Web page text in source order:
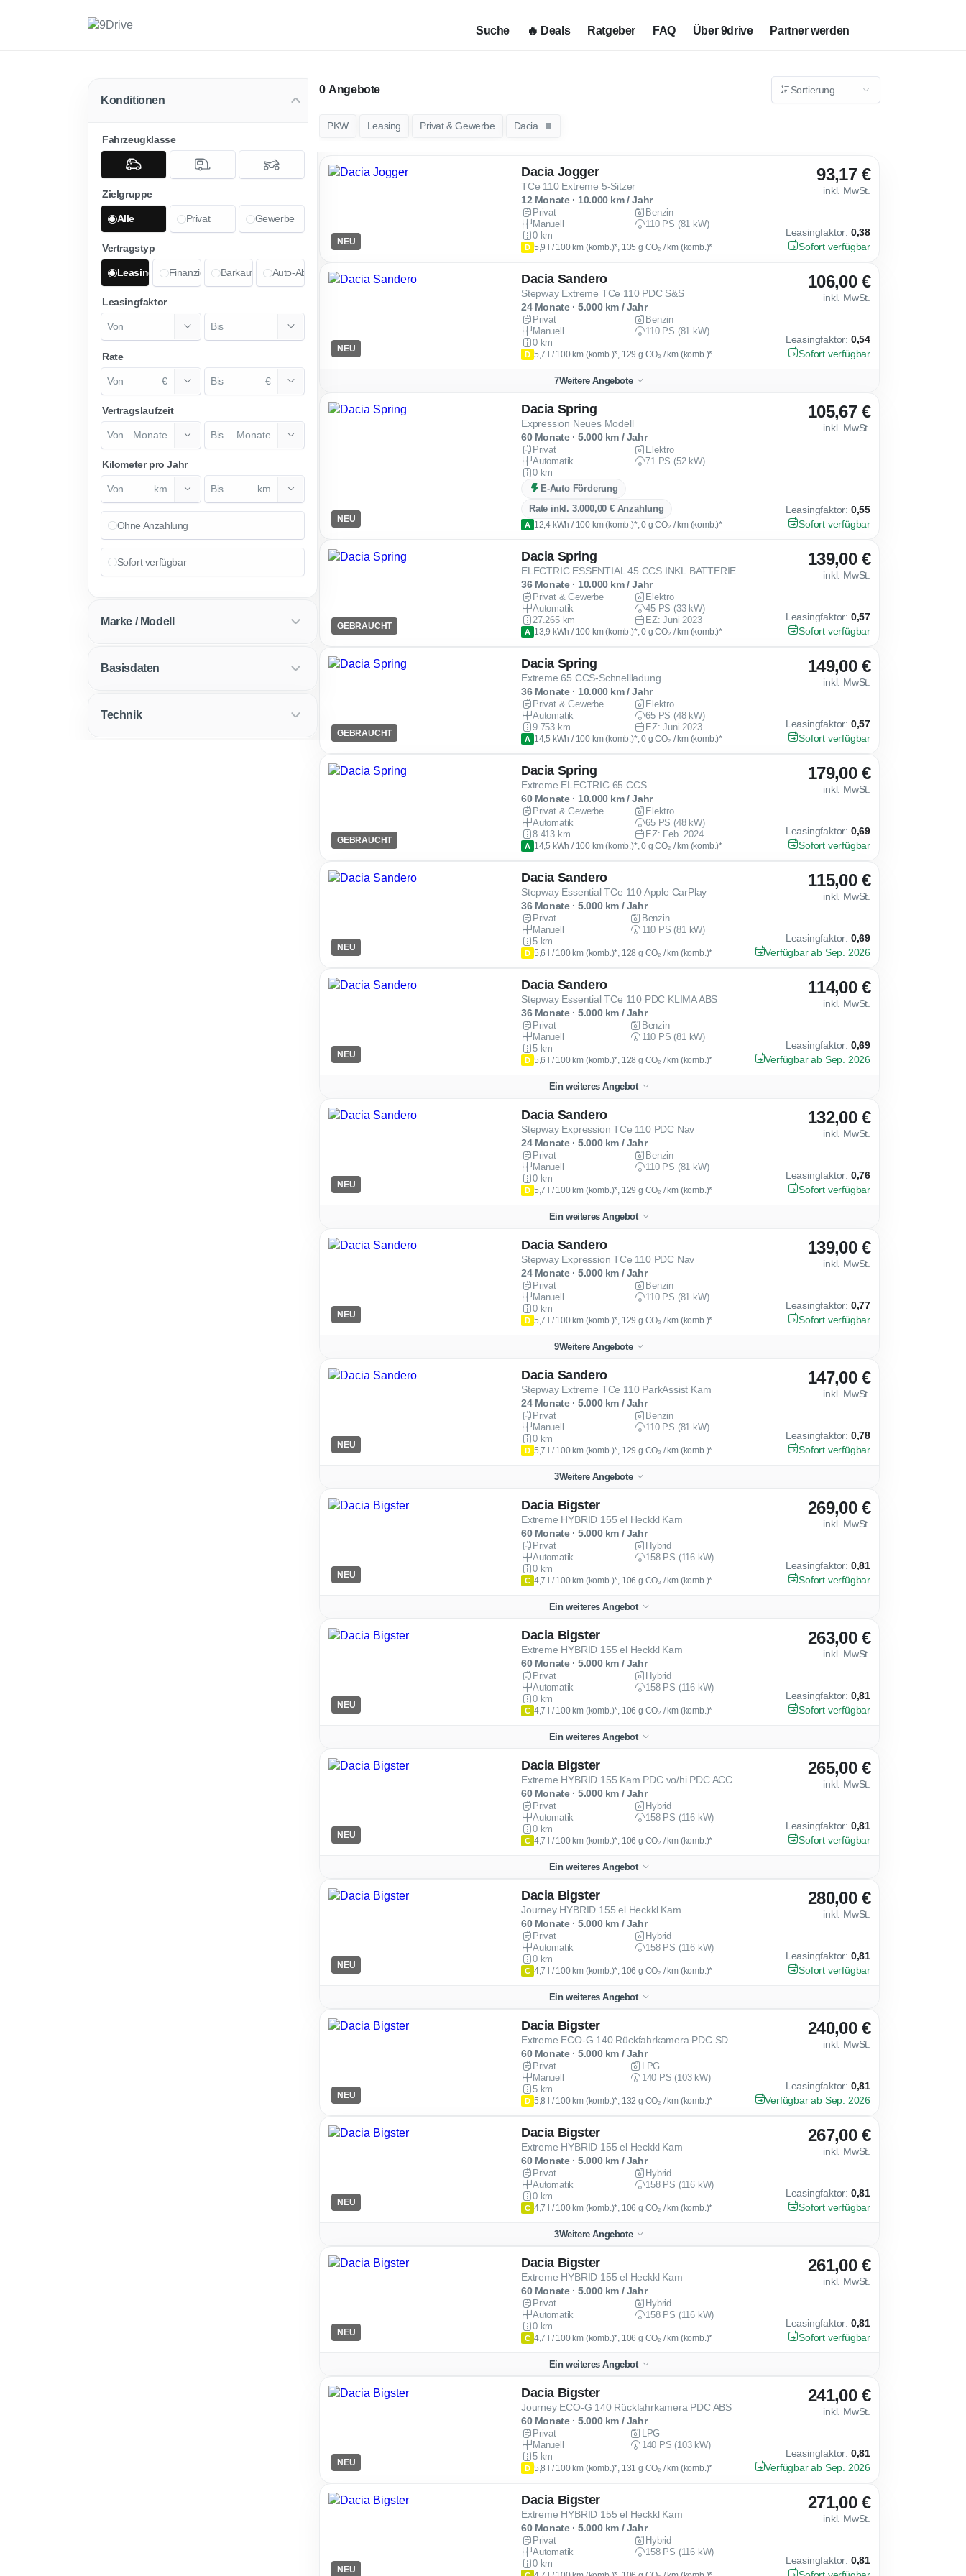
Suche 🔥 Deals Ratgeber FAQ Über 9drive Partner werden
Konditionen
Fahrzeugklasse
Zielgruppe
Alle Privat Gewerbe
Vertragstyp
Leasing FinanzierungBarkauf Auto-Abo
Leasingfaktor
Rate
€ €
Vertragslaufzeit
Monate Monate
Kilometer pro Jahr
km km
Ohne Anzahlung
Sofort verfügbar
Marke / Modell
Basisdaten
Technik
Angebote Sortierung
PKW Leasing Privat & Gewerbe Dacia
NEU
Dacia Jogger
TCe 110 Extreme 5-Sitzer
12 Monate · 10.000 km / Jahr
Privat
Benzin
Manuell
110 PS (81 kW)
0 km
D 5,9 l / 100 km (komb.)*, 135 g CO₂ / km (komb.)*
93,17 €
inkl. MwSt.
Leasingfaktor: 0,38
Sofort verfügbar
NEU
Dacia Sandero
Stepway Extreme TCe 110 PDC S&S
24 Monate · 5.000 km / Jahr
Privat
Benzin
Manuell
110 PS (81 kW)
0 km
D 5,7 l / 100 km (komb.)*, 129 g CO₂ / km (komb.)*
106,00 €
inkl. MwSt.
Leasingfaktor: 0,54
Sofort verfügbar
7Weitere Angebote
NEU
Dacia Spring
Expression Neues Modell
60 Monate · 5.000 km / Jahr
Privat
Elektro
Automatik
71 PS (52 kW)
0 km
E-Auto Förderung
Rate inkl. 3.000,00 € Anzahlung
A 12,4 kWh / 100 km (komb.)*, 0 g CO₂ / km (komb.)*
105,67 €
inkl. MwSt.
Leasingfaktor: 0,55
Sofort verfügbar
GEBRAUCHT
Dacia Spring
ELECTRIC ESSENTIAL 45 CCS INKL.BATTERIE
36 Monate · 10.000 km / Jahr
Privat & Gewerbe
Elektro
Automatik
45 PS (33 kW)
27.265 km
EZ: Juni 2023
A 13,9 kWh / 100 km (komb.)*, 0 g CO₂ / km (komb.)*
139,00 €
inkl. MwSt.
Leasingfaktor: 0,57
Sofort verfügbar
GEBRAUCHT
Dacia Spring
Extreme 65 CCS-Schnellladung
36 Monate · 10.000 km / Jahr
Privat & Gewerbe
Elektro
Automatik
65 PS (48 kW)
9.753 km
EZ: Juni 2023
A 14,5 kWh / 100 km (komb.)*, 0 g CO₂ / km (komb.)*
149,00 €
inkl. MwSt.
Leasingfaktor: 0,57
Sofort verfügbar
GEBRAUCHT
Dacia Spring
Extreme ELECTRIC 65 CCS
60 Monate · 10.000 km / Jahr
Privat & Gewerbe
Elektro
Automatik
65 PS (48 kW)
8.413 km
EZ: Feb. 2024
A 14,5 kWh / 100 km (komb.)*, 0 g CO₂ / km (komb.)*
179,00 €
inkl. MwSt.
Leasingfaktor: 0,69
Sofort verfügbar
NEU
Dacia Sandero
Stepway Essential TCe 110 Apple CarPlay
36 Monate · 5.000 km / Jahr
Privat
Benzin
Manuell
110 PS (81 kW)
5 km
D 5,6 l / 100 km (komb.)*, 128 g CO₂ / km (komb.)*
115,00 €
inkl. MwSt.
Leasingfaktor: 0,69
Verfügbar ab Sep. 2026
NEU
Dacia Sandero
Stepway Essential TCe 110 PDC KLIMA ABS
36 Monate · 5.000 km / Jahr
Privat
Benzin
Manuell
110 PS (81 kW)
5 km
D 5,6 l / 100 km (komb.)*, 128 g CO₂ / km (komb.)*
114,00 €
inkl. MwSt.
Leasingfaktor: 0,69
Verfügbar ab Sep. 2026
Ein weiteres Angebot
NEU
Dacia Sandero
Stepway Expression TCe 110 PDC Nav
24 Monate · 5.000 km / Jahr
Privat
Benzin
Manuell
110 PS (81 kW)
0 km
D 5,7 l / 100 km (komb.)*, 129 g CO₂ / km (komb.)*
132,00 €
inkl. MwSt.
Leasingfaktor: 0,76
Sofort verfügbar
Ein weiteres Angebot
NEU
Dacia Sandero
Stepway Expression TCe 110 PDC Nav
24 Monate · 5.000 km / Jahr
Privat
Benzin
Manuell
110 PS (81 kW)
0 km
D 5,7 l / 100 km (komb.)*, 129 g CO₂ / km (komb.)*
139,00 €
inkl. MwSt.
Leasingfaktor: 0,77
Sofort verfügbar
9Weitere Angebote
NEU
Dacia Sandero
Stepway Extreme TCe 110 ParkAssist Kam
24 Monate · 5.000 km / Jahr
Privat
Benzin
Manuell
110 PS (81 kW)
0 km
D 5,7 l / 100 km (komb.)*, 129 g CO₂ / km (komb.)*
147,00 €
inkl. MwSt.
Leasingfaktor: 0,78
Sofort verfügbar
3Weitere Angebote
NEU
Dacia Bigster
Extreme HYBRID 155 el Heckkl Kam
60 Monate · 5.000 km / Jahr
Privat
Hybrid
Automatik
158 PS (116 kW)
0 km
C 4,7 l / 100 km (komb.)*, 106 g CO₂ / km (komb.)*
269,00 €
inkl. MwSt.
Leasingfaktor: 0,81
Sofort verfügbar
Ein weiteres Angebot
NEU
Dacia Bigster
Extreme HYBRID 155 el Heckkl Kam
60 Monate · 5.000 km / Jahr
Privat
Hybrid
Automatik
158 PS (116 kW)
0 km
C 4,7 l / 100 km (komb.)*, 106 g CO₂ / km (komb.)*
263,00 €
inkl. MwSt.
Leasingfaktor: 0,81
Sofort verfügbar
Ein weiteres Angebot
NEU
Dacia Bigster
Extreme HYBRID 155 Kam PDC vo/hi PDC ACC
60 Monate · 5.000 km / Jahr
Privat
Hybrid
Automatik
158 PS (116 kW)
0 km
C 4,7 l / 100 km (komb.)*, 106 g CO₂ / km (komb.)*
265,00 €
inkl. MwSt.
Leasingfaktor: 0,81
Sofort verfügbar
Ein weiteres Angebot
NEU
Dacia Bigster
Journey HYBRID 155 el Heckkl Kam
60 Monate · 5.000 km / Jahr
Privat
Hybrid
Automatik
158 PS (116 kW)
0 km
C 4,7 l / 100 km (komb.)*, 106 g CO₂ / km (komb.)*
280,00 €
inkl. MwSt.
Leasingfaktor: 0,81
Sofort verfügbar
Ein weiteres Angebot
NEU
Dacia Bigster
Extreme ECO-G 140 Rückfahrkamera PDC SD
60 Monate · 5.000 km / Jahr
Privat
LPG
Manuell
140 PS (103 kW)
5 km
D 5,8 l / 100 km (komb.)*, 132 g CO₂ / km (komb.)*
240,00 €
inkl. MwSt.
Leasingfaktor: 0,81
Verfügbar ab Sep. 2026
NEU
Dacia Bigster
Extreme HYBRID 155 el Heckkl Kam
60 Monate · 5.000 km / Jahr
Privat
Hybrid
Automatik
158 PS (116 kW)
0 km
C 4,7 l / 100 km (komb.)*, 106 g CO₂ / km (komb.)*
267,00 €
inkl. MwSt.
Leasingfaktor: 0,81
Sofort verfügbar
3Weitere Angebote
NEU
Dacia Bigster
Extreme HYBRID 155 el Heckkl Kam
60 Monate · 5.000 km / Jahr
Privat
Hybrid
Automatik
158 PS (116 kW)
0 km
C 4,7 l / 100 km (komb.)*, 106 g CO₂ / km (komb.)*
261,00 €
inkl. MwSt.
Leasingfaktor: 0,81
Sofort verfügbar
Ein weiteres Angebot
NEU
Dacia Bigster
Journey ECO-G 140 Rückfahrkamera PDC ABS
60 Monate · 5.000 km / Jahr
Privat
LPG
Manuell
140 PS (103 kW)
5 km
D 5,8 l / 100 km (komb.)*, 131 g CO₂ / km (komb.)*
241,00 €
inkl. MwSt.
Leasingfaktor: 0,81
Verfügbar ab Sep. 2026
NEU
Dacia Bigster
Extreme HYBRID 155 el Heckkl Kam
60 Monate · 5.000 km / Jahr
Privat
Hybrid
Automatik
158 PS (116 kW)
0 km
271,00 €
inkl. MwSt.
Leasingfaktor: 0,81